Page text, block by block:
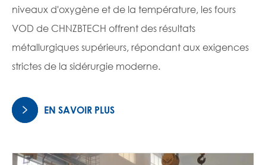
niveaux d'oxygène et de la température, les fours
VOD de CHNZBTECH offrent des résultats
métallurgiques supérieurs, répondant aux exigences
strictes de la sidérurgie moderne.
 EN SAVOIR PLUS